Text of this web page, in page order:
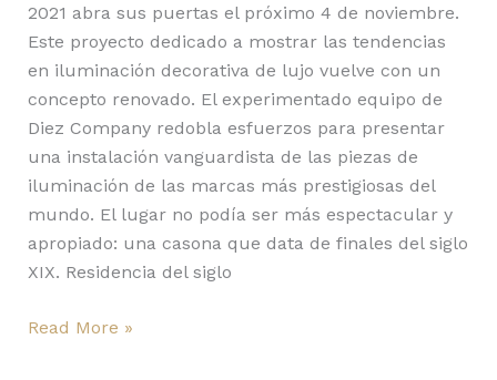
2021 abra sus puertas el próximo 4 de noviembre.
Este proyecto dedicado a mostrar las tendencias
en iluminación decorativa de lujo vuelve con un
concepto renovado. El experimentado equipo de
Diez Company redobla esfuerzos para presentar
una instalación vanguardista de las piezas de
iluminación de las marcas más prestigiosas del
mundo. El lugar no podía ser más espectacular y
apropiado: una casona que data de finales del siglo
XIX. Residencia del siglo
Read More »